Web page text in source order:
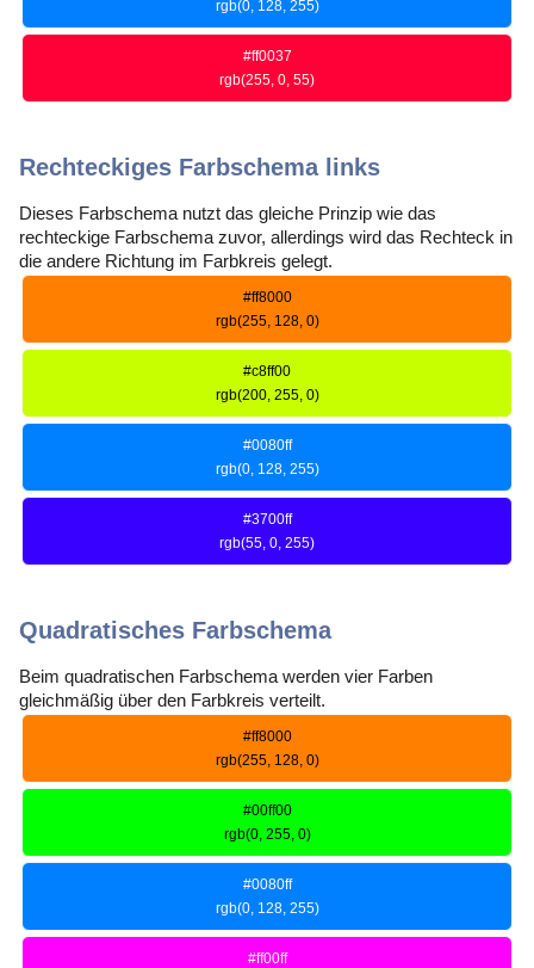
rgb(0, 128, 255)
#ff0037
rgb(255, 0, 55)
Rechteckiges Farbschema links
Dieses Farbschema nutzt das gleiche Prinzip wie das
rechteckige Farbschema zuvor, allerdings wird das Rechteck in
die andere Richtung im Farbkreis gelegt.
#ff8000
rgb(255, 128, 0)
#c8ff00
rgb(200, 255, 0)
#0080ff
rgb(0, 128, 255)
#3700ff
rgb(55, 0, 255)
Quadratisches Farbschema
Beim quadratischen Farbschema werden vier Farben
gleichmäßig über den Farbkreis verteilt.
#ff8000
rgb(255, 128, 0)
#00ff00
rgb(0, 255, 0)
#0080ff
rgb(0, 128, 255)
#ff00ff